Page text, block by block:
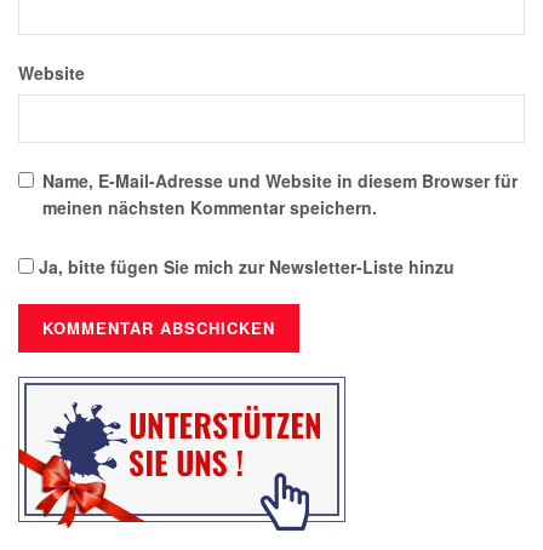
Website
Name, E-Mail-Adresse und Website in diesem Browser für
meinen nächsten Kommentar speichern.
Ja, bitte fügen Sie mich zur Newsletter-Liste hinzu